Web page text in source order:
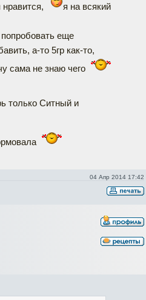
я на всякий
еще
а-то 5гр как-то,
сама не знаю чего
только Ситный и
04 Апр 2014 17:42